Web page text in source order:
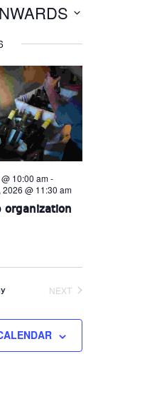
Views
Navigation
Navigation
Select
10:00 am-
@ 11:30 am
organization
NEXT